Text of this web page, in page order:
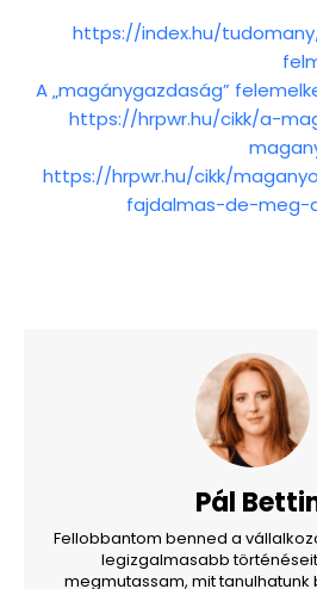
https://index.hu/
A „magánygazdaság”
https://hrpwr.hu/cikk/a-
https://hrpwr.hu/cikk/
fajdalmas-de-meg-
Pál
Fellobbantom benned a
legizgalmasabb
megmutassam, mit tanulhatunk